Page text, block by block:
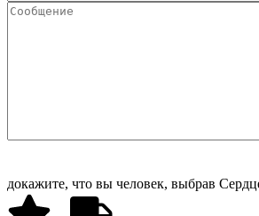
докажите, что вы человек, выбрав